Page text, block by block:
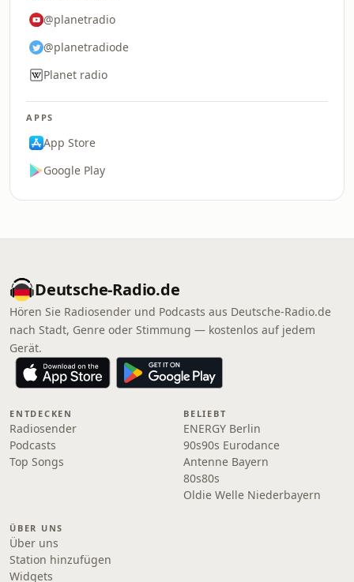
@planetradio
@planetradiode
Planet radio
APPS
App Store
Google Play
Deutsche-Radio.de
Hören Sie Radiosender und Podcasts aus Deutsche-Radio.de
nach Stadt, Genre oder Stimmung — kostenlos auf jedem
Gerät.
ENTDECKEN
Radiosender
Podcasts
Top Songs
BELIEBT
ENERGY Berlin
90s90s Eurodance
Antenne Bayern
80s80s
Oldie Welle Niederbayern
ÜBER UNS
Über uns
Station hinzufügen
Widgets